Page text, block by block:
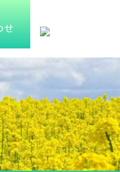
せ